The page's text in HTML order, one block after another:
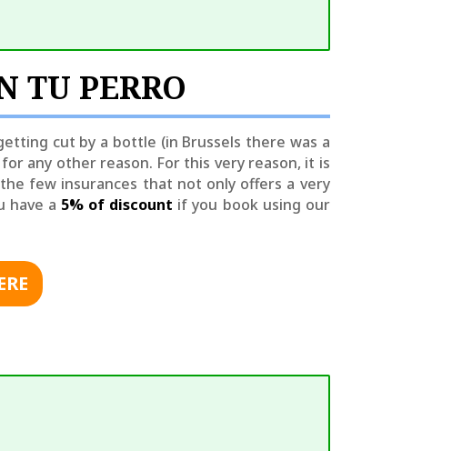
TU PERRO
cut by a bottle (in Brussels there was a
any other reason. For this very reason, it is
few insurances that not only offers a very
have a 5% of discount if you book using our